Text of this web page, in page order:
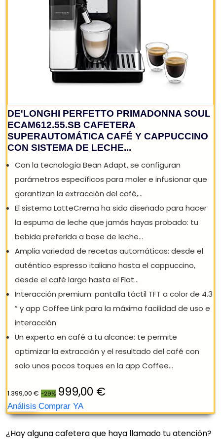
REBAJA: -29%
¿Hay alguna cafetera que haya llamado tu atención?